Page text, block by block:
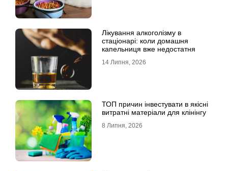
Лікування алкоголізму в
стаціонарі: коли домашня
капельниця вже недостатня
14 Липня, 2026
ТОП причин інвестувати в якісні
витратні матеріали для клінінгу
8 Липня, 2026